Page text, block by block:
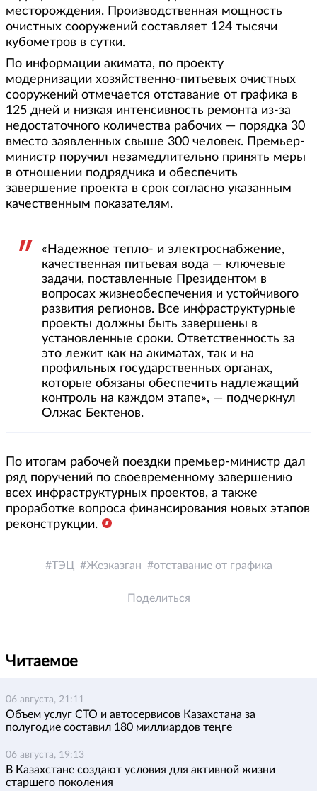
месторождения. Производственная мощность
очистных сооружений составляет 124 тысячи
кубометров в сутки.
По информации акимата, по проекту
модернизации хозяйственно-питьевых очистных
сооружений отмечается отставание от графика в
125 дней и низкая интенсивность ремонта из-за
недостаточного количества рабочих — порядка 30
вместо заявленных свыше 300 человек. Премьер-
министр поручил незамедлительно принять меры
в отношении подрядчика и обеспечить
завершение проекта в срок согласно указанным
качественным показателям.
«Надежное тепло- и электроснабжение,
качественная питьевая вода — ключевые
задачи, поставленные Президентом в
вопросах жизнеобеспечения и устойчивого
развития регионов. Все инфраструктурные
проекты должны быть завершены в
установленные сроки. Ответственность за
это лежит как на акиматах, так и на
профильных государственных органах,
которые обязаны обеспечить надлежащий
контроль на каждом этапе», — подчеркнул
Олжас Бектенов.
По итогам рабочей поездки премьер-министр дал
ряд поручений по своевременному завершению
всех инфраструктурных проектов, а также
проработке вопроса финансирования новых этапов
реконструкции.
ТЭЦ Жезказган отставание от графика
Поделиться
Читаемое
06 августа, 21:11
Объем услуг СТО и автосервисов Казахстана за
полугодие составил 180 миллиардов теңге
06 августа, 19:13
В Казахстане создают условия для активной жизни
старшего поколения